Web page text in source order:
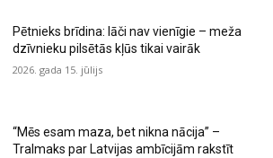
Pētnieks brīdina: lāči nav vienīgie – meža
dzīvnieku pilsētās kļūs tikai vairāk
2026. gada 15. jūlijs
“Mēs esam maza, bet nikna nācija” –
Tralmaks par Latvijas ambīcijām rakstīt